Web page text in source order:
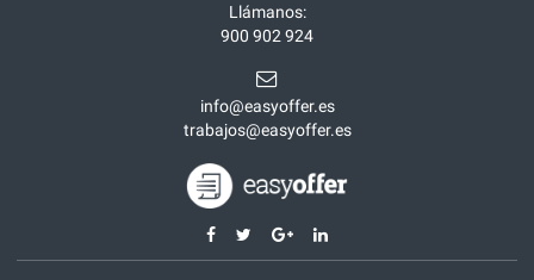
Llámanos:
900 902 924
info@easyoffer.es
trabajos@easyoffer.es